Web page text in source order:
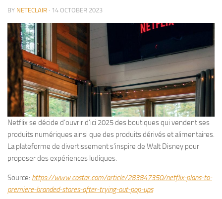
BY NETECLAIR · 14 OCTOBER 2023
Netflix se décide d’ouvrir d’ici 2025 des boutiques qui vendent ses
produits numériques ainsi que des produits dérivés et alimentaires.
La plateforme de divertissement s’inspire de Walt Disney pour
proposer des expériences ludiques.
Source: https://www.costar.com/article/283847350/netflix-plans-to-
premiere-branded-stores-after-trying-out-pop-ups